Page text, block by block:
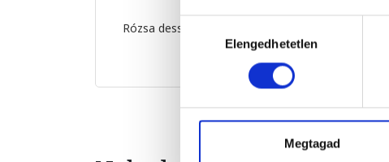
Hozzájárulás
kiválasztásaElengedhetetlen
Megtagad
Rózsa desszert Budapest 15...
4 599 Ft